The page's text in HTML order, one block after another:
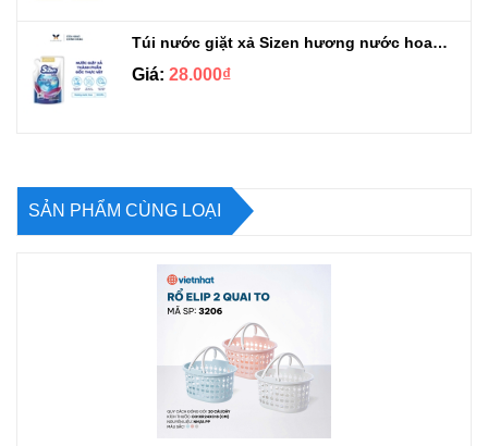
Túi nước giặt xả Sizen hương nước hoa 500 ml
Giá: 28.000₫
SẢN PHẨM CÙNG LOẠI